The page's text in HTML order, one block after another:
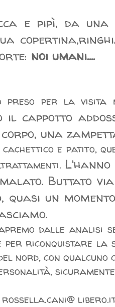
e pipì, da
noi umani....
preso per la visita
cappotto
una
e patito,
Buttato
quasi un
dalle analisi
per riconquistare la
nord, con qualcuno